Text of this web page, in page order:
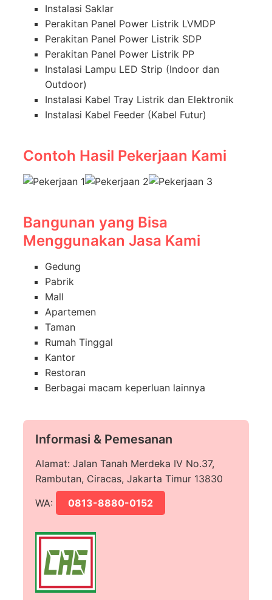
Instalasi Saklar
Perakitan Panel Power Listrik LVMDP
Perakitan Panel Power Listrik SDP
Perakitan Panel Power Listrik PP
Instalasi Lampu LED Strip (Indoor dan
Outdoor)
Instalasi Kabel Tray Listrik dan Elektronik
Instalasi Kabel Feeder (Kabel Futur)
Contoh Hasil Pekerjaan Kami
Bangunan yang Bisa
Menggunakan Jasa Kami
Gedung
Pabrik
Mall
Apartemen
Taman
Rumah Tinggal
Kantor
Restoran
Berbagai macam keperluan lainnya
Informasi & Pemesanan
Alamat: Jalan Tanah Merdeka IV No.37,
Rambutan, Ciracas, Jakarta Timur 13830
WA:
0813-8880-0152